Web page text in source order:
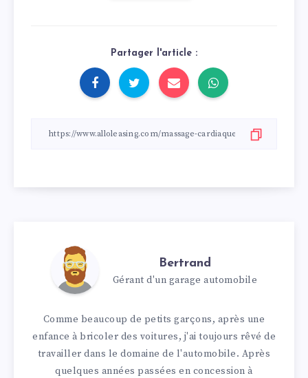
Partager l'article :
Bertrand
Gérant d'un garage automobile
Comme beaucoup de petits garçons, après une
enfance à bricoler des voitures, j'ai toujours rêvé de
travailler dans le domaine de l'automobile. Après
quelques années passées en concession à